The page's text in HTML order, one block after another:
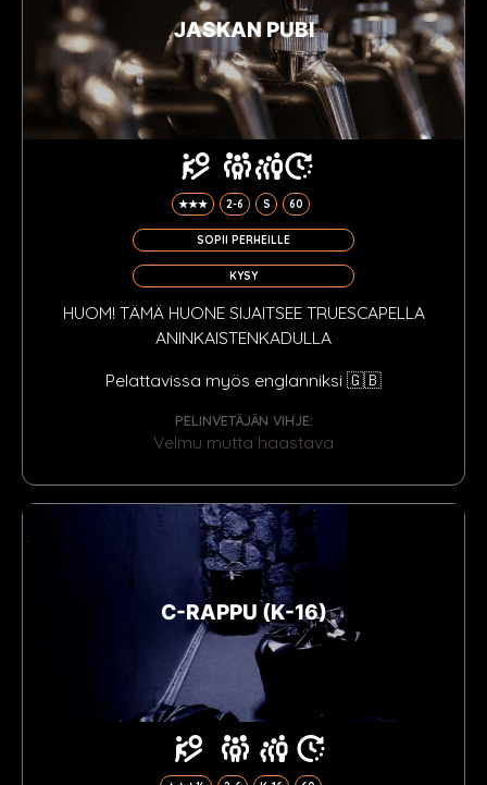
JASKAN PUBI
★★★ 2-6 S 60
SOPII PERHEILLE
KYSY
HUOM! TÄMÄ HUONE SIJAITSEE TRUESCAPELLA
ANINKAISTENKADULLA
Pelattavissa myös englanniksi 🇬🇧
PELINVETÄJÄN VIHJE:
Velmu mutta haastava
C-RAPPU (K-16)